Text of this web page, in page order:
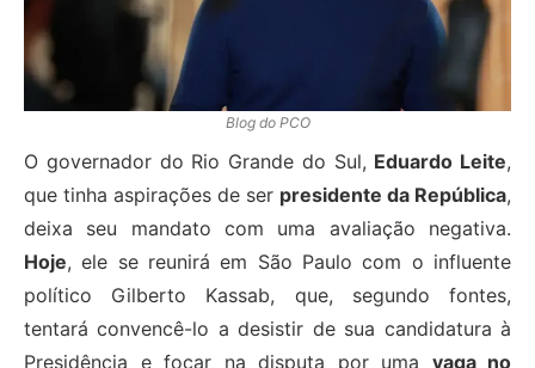
Blog do PCO
O governador do Rio Grande do Sul, Eduardo Leite,
que tinha aspirações de ser presidente da República,
deixa seu mandato com uma avaliação negativa.
Hoje, ele se reunirá em São Paulo com o influente
político Gilberto Kassab, que, segundo fontes,
tentará convencê-lo a desistir de sua candidatura à
Presidência e focar na disputa por uma vaga no